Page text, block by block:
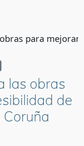
para
las obras
de